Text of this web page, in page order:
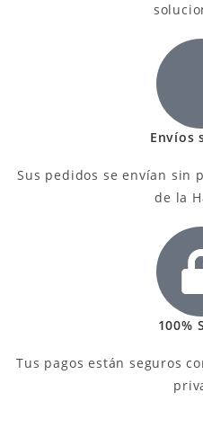
Envíos
Sus pedidos se envían sin
de la
100%
Tus pagos están seguros